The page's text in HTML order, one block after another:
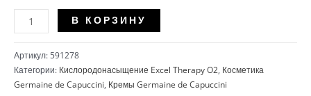
Количество
Germaine
de
Capuccini
|
Крем
В КОРЗИНУ
Артикул: 591278
Категории: Кислородонасыщение Excel Therapy O2, Косметика
Germaine de Capuccini, Кремы Germaine de Capuccini